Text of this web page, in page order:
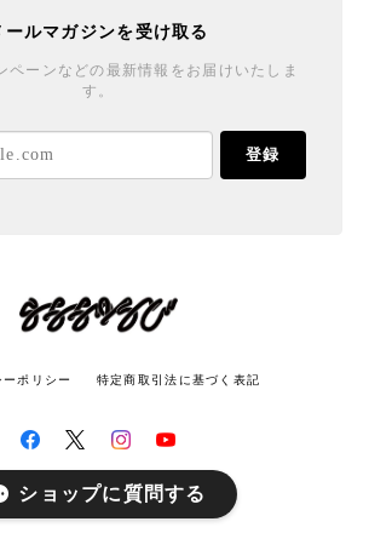
ールマガジンを受け取る
ペーンなどの最新情報をお届けいたしま
す。
登録
ポリシー 特定商取引法に基づく表記
© LATITUDE All rights reserved.
ショップに質問する